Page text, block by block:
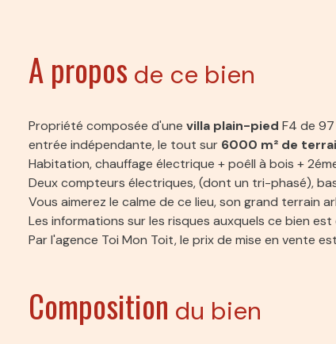
A propos de ce bien
Propriété composée d'une villa plain-pied F4 de 97
entrée indépendante, le tout sur 6000 m² de
Habitation, chauffage électrique + poêll à bois +
Deux compteurs électriques, (dont un tri-phasé),
Vous aimerez le calme de ce lieu, son grand terrain
Les informations sur les risques auxquels ce bien
Par l'agence Toi Mon Toit, le prix de mise en vente
Composition du bien